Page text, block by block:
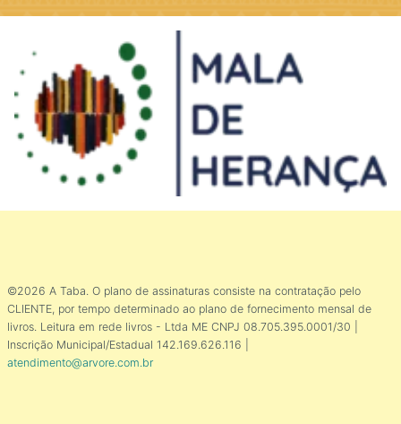
©2026 A Taba. O plano de assinaturas consiste na contratação pelo
CLIENTE, por tempo determinado ao plano de fornecimento mensal de
livros. Leitura em rede livros - Ltda ME CNPJ 08.705.395.0001/30 |
Inscrição Municipal/Estadual 142.169.626.116 |
atendimento@arvore.com.br